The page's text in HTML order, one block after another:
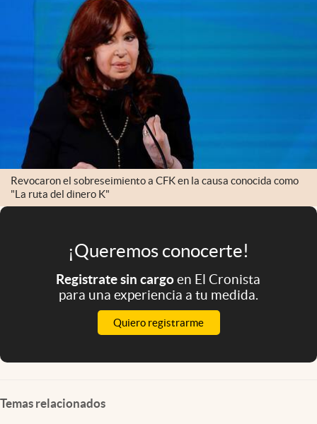
Eventos Corporativos
El Cronista Studio
Mediakit
abre en nueva pestaña
Revocaron el sobreseimiento a CFK en la causa conocida como
"La ruta del dinero K"
¡Queremos conocerte!
Registrate sin cargoen El Cronista
para una experiencia a tu medida.
Quiero registrarme
Temas relacionados